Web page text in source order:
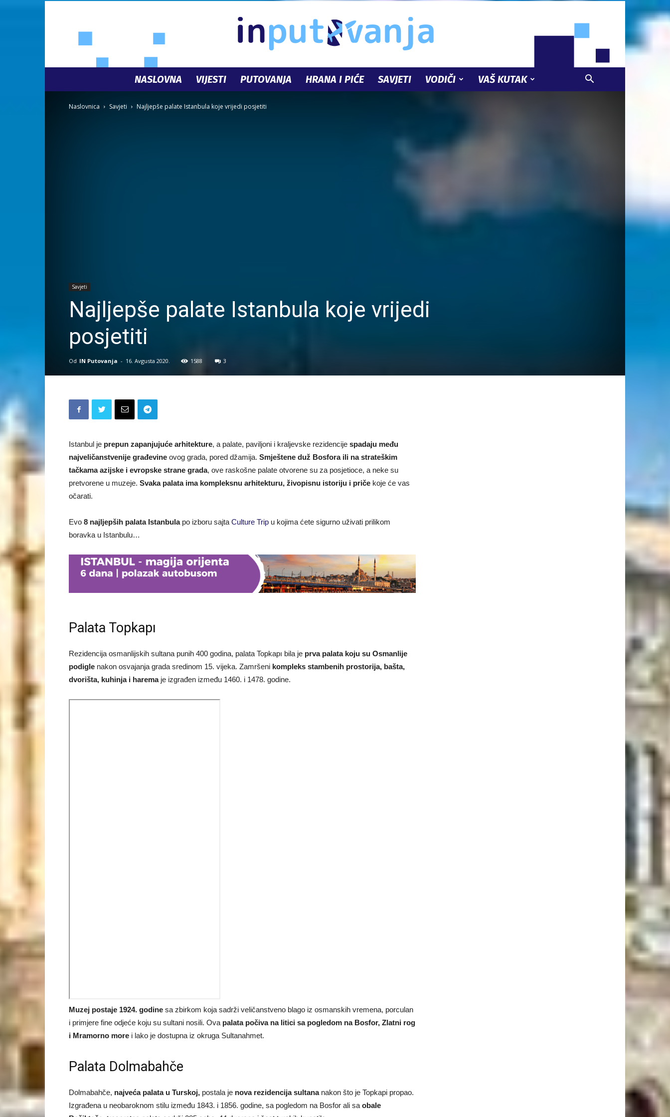
NASLOVNA VIJESTI PUTOVANJA HRANA I PIĆE SAVJETI VODIČI VAŠ KUTAK
Naslovnica Savjeti Najljepše palate Istanbula koje vrijedi posjetiti
Savjeti
Najljepše palate Istanbula koje vrijedi
posjetiti
Od IN Putovanja - 16. Avgusta 2020. 1588 3
Istanbul je prepun zapanjujuće arhitekture, a palate, paviljoni i kraljevske rezidencije spadaju među
najveličanstvenije građevine ovog grada, pored džamija. Smještene duž Bosfora ili na strateškim
tačkama azijske i evropske strane grada, ove raskošne palate otvorene su za posjetioce, a neke su
pretvorene u muzeje. Svaka palata ima kompleksnu arhitekturu, živopisnu istoriju i priče koje će vas
očarati.
Evo 8 najljepših palata Istanbulapo izboru sajta Culture Trip u kojima ćete sigurno uživati prilikom
boravka u Istanbulu…
Palata Topkapı
Rezidencija osmanlijskih sultana punih 400 godina, palata Topkapı bila je prva palata koju su Osmanlije
podigle nakon osvajanja grada sredinom 15. vijeka. Zamršeni kompleks stambenih prostorija, bašta,
dvorišta, kuhinja i haremaje izgrađen između 1460. i 1478. godine.
Muzej postaje 1924. godine sa zbirkom koja sadrži veličanstveno blago iz osmanskih vremena, porculan
i primjere fine odjeće koju su sultani nosili. Ova palata počiva na litici sa pogledom na Bosfor, Zlatni rog
i Mramorno more i lako je dostupna iz okruga Sultanahmet.
Palata Dolmabahče
Dolmabahče, najveća palata u Turskoj, postala je nova rezidencija sultananakon što je Topkapi propao.
Izgrađena u neobaroknom stilu između 1843. i 1856. godine, sa pogledom na Bosfor ali sa obale